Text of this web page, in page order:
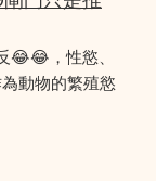
😂😂，性慾、
動物的繁殖慾